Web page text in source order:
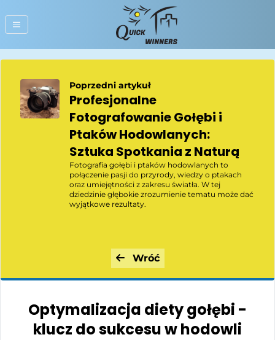
Poprzedni artykuł
Profesjonalne
Fotografowanie Gołębi i
Ptaków Hodowlanych:
Sztuka Spotkania z Naturą
Fotografia gołębi i ptaków hodowlanych to
połączenie pasji do przyrody, wiedzy o ptakach
oraz umiejętności z zakresu światła. W tej
dziedzinie głębokie zrozumienie tematu może dać
wyjątkowe rezultaty.
Wróć
Optymalizacja diety gołębi -
klucz do sukcesu w hodowli